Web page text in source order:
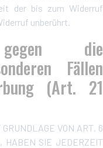
der bis zum Widerruf
unberührt.
gegen die
Fällen
(Art. 21
VON ART. 6
HABEN SIE JEDERZEIT